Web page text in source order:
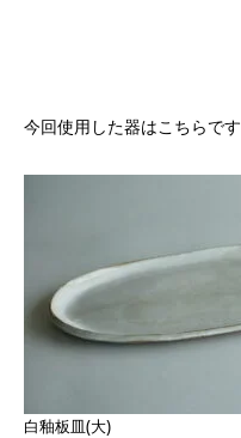
今回使用した器はこちらです
白釉板皿(大)